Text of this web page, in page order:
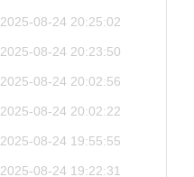
2025-08-24 20:25:02
2025-08-24 20:23:50
2025-08-24 20:02:56
2025-08-24 20:02:22
2025-08-24 19:55:55
2025-08-24 19:22:31